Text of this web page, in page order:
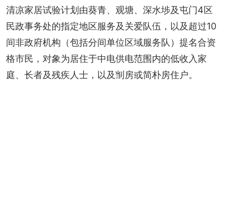
清凉家居试验计划由葵青、观塘、深水埗及屯门4区
民政事务处的指定地区服务及关爱队伍，以及超过10
间非政府机构（包括分间单位区域服务队）提名合资
格市民，对象为居住于中电供电范围内的低收入家
庭、长者及残疾人士，以及㓥房或简朴房住户。